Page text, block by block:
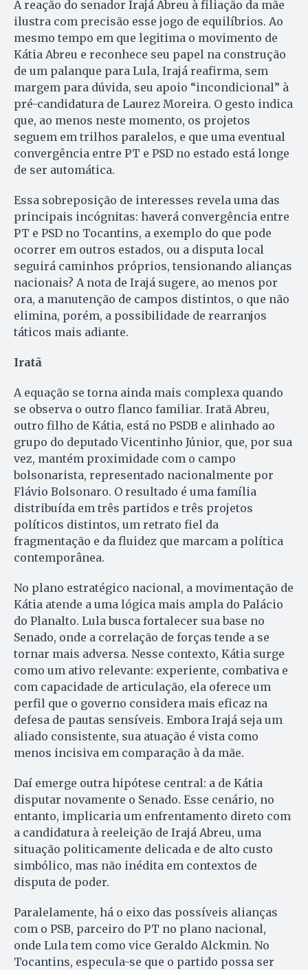
A reação do senador Irajá Abreu à filiação da mãe
ilustra com precisão esse jogo de equilíbrios. Ao
mesmo tempo em que legitima o movimento de
Kátia Abreu e reconhece seu papel na construção
de um palanque para Lula, Irajá reafirma, sem
margem para dúvida, seu apoio “incondicional” à
pré-candidatura de Laurez Moreira. O gesto indica
que, ao menos neste momento, os projetos
seguem em trilhos paralelos, e que uma eventual
convergência entre PT e PSD no estado está longe
de ser automática.
Essa sobreposição de interesses revela uma das
principais incógnitas: haverá convergência entre
PT e PSD no Tocantins, a exemplo do que pode
ocorrer em outros estados, ou a disputa local
seguirá caminhos próprios, tensionando alianças
nacionais? A nota de Irajá sugere, ao menos por
ora, a manutenção de campos distintos, o que não
elimina, porém, a possibilidade de rearranjos
táticos mais adiante.
Iratã
A equação se torna ainda mais complexa quando
se observa o outro flanco familiar. Iratã Abreu,
outro filho de Kátia, está no PSDB e alinhado ao
grupo do deputado Vicentinho Júnior, que, por sua
vez, mantém proximidade com o campo
bolsonarista, representado nacionalmente por
Flávio Bolsonaro. O resultado é uma família
distribuída em três partidos e três projetos
políticos distintos, um retrato fiel da
fragmentação e da fluidez que marcam a política
contemporânea.
No plano estratégico nacional, a movimentação de
Kátia atende a uma lógica mais ampla do Palácio
do Planalto. Lula busca fortalecer sua base no
Senado, onde a correlação de forças tende a se
tornar mais adversa. Nesse contexto, Kátia surge
como um ativo relevante: experiente, combativa e
com capacidade de articulação, ela oferece um
perfil que o governo considera mais eficaz na
defesa de pautas sensíveis. Embora Irajá seja um
aliado consistente, sua atuação é vista como
menos incisiva em comparação à da mãe.
Daí emerge outra hipótese central: a de Kátia
disputar novamente o Senado. Esse cenário, no
entanto, implicaria um enfrentamento direto com
a candidatura à reeleição de Irajá Abreu, uma
situação politicamente delicada e de alto custo
simbólico, mas não inédita em contextos de
disputa de poder.
Paralelamente, há o eixo das possíveis alianças
com o PSB, parceiro do PT no plano nacional,
onde Lula tem como vice Geraldo Alckmin. No
Tocantins, especula-se que o partido possa ser